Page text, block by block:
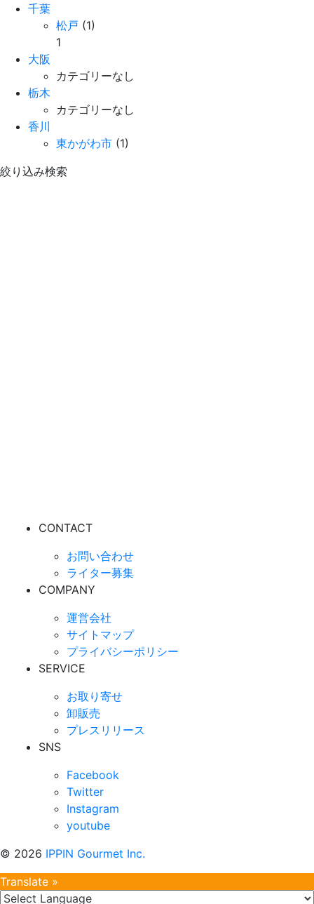
千葉
松戸 (1)
1
大阪
カテゴリーなし
栃木
カテゴリーなし
香川
東かがわ市 (1)
絞り込み検索
CONTACT
お問い合わせ
ライター募集
COMPANY
運営会社
サイトマップ
プライバシーポリシー
SERVICE
お取り寄せ
卸販売
プレスリリース
SNS
Facebook
Twitter
Instagram
youtube
© 2026 IPPIN Gourmet Inc.
Translate »